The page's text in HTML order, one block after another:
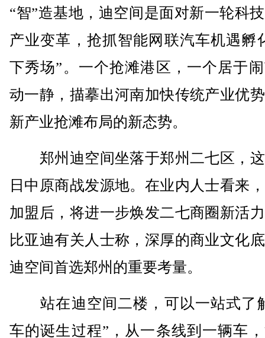
“智”造基地，迪空间是面对新一轮科
产业变革，抢抓智能网联汽车机遇孵
下秀场”。一个抢滩港区，一个居于
动一静，描摹出河南加快传统产业优
新产业抢滩布局的新态势。
郑州迪空间坐落于郑州二七区，
日中原商战发源地。在业内人士看来
加盟后，将进一步焕发二七商圈新活
比亚迪有关人士称，深厚的商业文化
迪空间首选郑州的重要考量。
站在迪空间二楼，可以一站式了
车的诞生过程”，从一条线到一辆车